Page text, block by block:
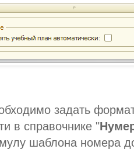
задать
в справочнике "
шаблона номера